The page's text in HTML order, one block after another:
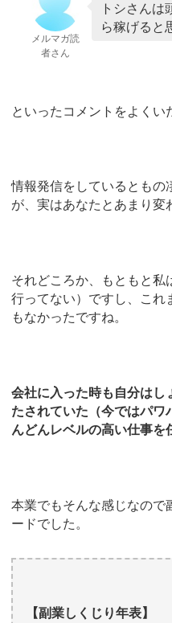
メルマガ読
者さん
トシさんは
ら稼げると
といったコメントをよくい
情報発信をしているともの
が、実はあなたとあまり変
それどころか、もともと私
行ってない）ですし、これ
もなかったですね。
会社に入った時も自分はし
たされていた（今ではパワ
んどんレベルの高い仕事を
本業でもそんな感じなので
ードでした。
【副業しくじり年表】